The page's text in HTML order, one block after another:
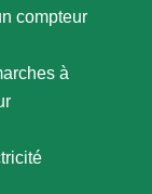
compteur
à